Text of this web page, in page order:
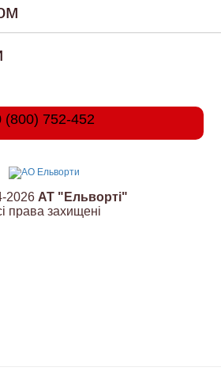
(800) 752-452
2026 АТ "Ельворті"
права захищені